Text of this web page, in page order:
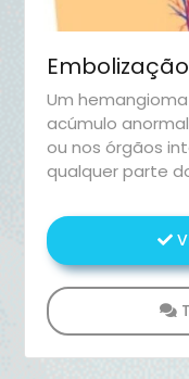
Um
acúmulo
ou nos órgãos
qualquer parte
uma mancha
variam bastante